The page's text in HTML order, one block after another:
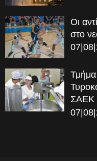
Οι
στο
Τμήμα
ΣΑΕΚ